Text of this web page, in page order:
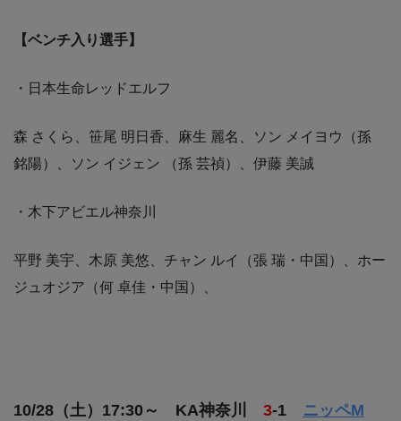
【ベンチ入り選手】
・日本生命レッドエルフ
森 さくら、笹尾 明日香、麻生 麗名、ソン メイヨウ（孫
銘陽）、ソン イジェン （孫 芸禎）、伊藤 美誠
・木下アビエル神奈川
平野 美宇、木原 美悠、チャン ルイ（張 瑞・中国）、ホー
ジュオジア（何 卓佳・中国）、
10/28（土）17:30～ KA神奈川 3-1 ニッペM